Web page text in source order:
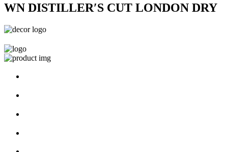
WN DISTILLERʹS CUT LONDON DRY